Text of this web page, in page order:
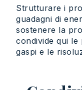
Strutturare i
guadagni di
sostenere la
condivide qui le
gaspi e le